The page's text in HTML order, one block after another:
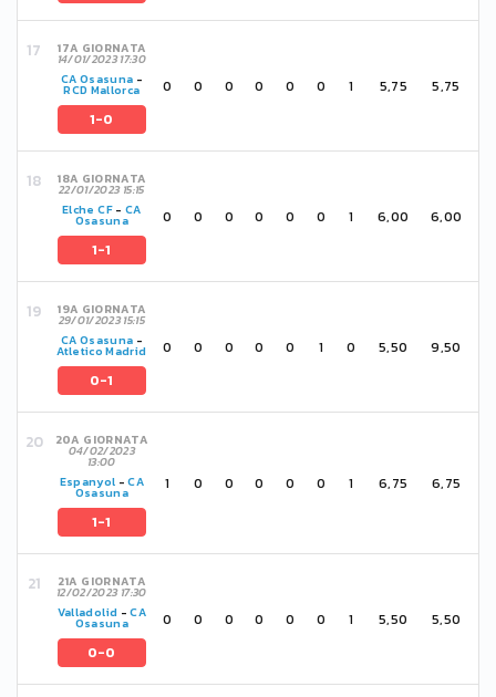
17A GIORNATA
14/01/2023 17:30
CA Osasuna -
RCD Mallorca
1-0
0 0 0 0 0 0 1 5,75 5,75
18A GIORNATA
22/01/2023 15:15
Elche CF- CA
Osasuna
1-1
0 0 0 0 0 0 1 6,00 6,00
19A GIORNATA
29/01/2023 15:15
CA Osasuna -
Atletico Madrid
0-1
0 0 0 0 0 1 0 5,50 9,50
20A GIORNATA
04/02/2023
13:00
Espanyol -CA
Osasuna
1-1
1 0 0 0 0 0 1 6,75 6,75
21A GIORNATA
12/02/2023 17:30
Valladolid -CA
Osasuna
0-0
0 0 0 0 0 0 1 5,50 5,50